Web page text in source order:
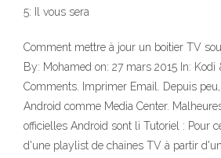
5: Il vous sera
Comment mettre à jour un boitier TV
By: Mohamed on: 27 mars 2015 In: Kodi
Comments. Imprimer Email. Depuis
Android comme Media Center.
officielles Android sont li Tutoriel : Pour
d'une playlist de chaines TV à partir